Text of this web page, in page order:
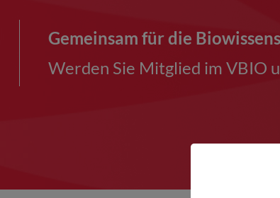
Gemeinsam für die
Werden Sie Mitglied im VBIO